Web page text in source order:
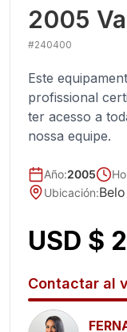
2005
#240400
Este
profissional
ter acesso a
nossa equipe.
Año:2005
Ubicación:
USD $
Contactar al